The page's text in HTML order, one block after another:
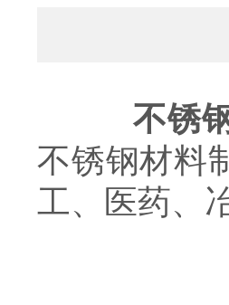
不锈
不锈钢材料
工、医药、